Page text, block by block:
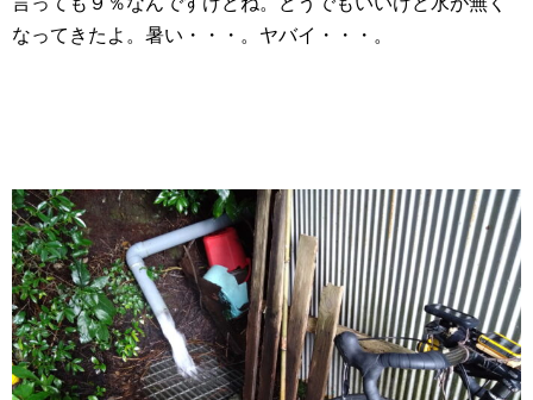
なってきたよ。暑い・・・。ヤバイ・・・。